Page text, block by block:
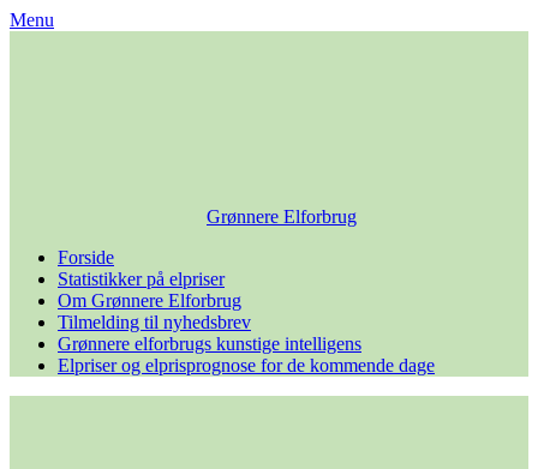
Skip
Menu
Grønnere Elforbrug
Forside
Statistikker på elpriser
Om Grønnere Elforbrug
Tilmelding til nyhedsbrev
Grønnere elforbrugs kunstige intelligens
Elpriser og elprisprognose for de kommende dage